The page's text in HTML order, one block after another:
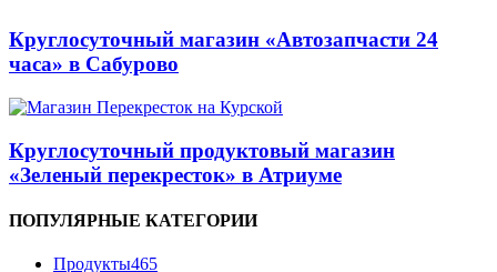
Круглосуточный магазин «Автозапчасти 24
часа» в Сабурово
Круглосуточный продуктовый магазин
«Зеленый перекресток» в Атриуме
ПОПУЛЯРНЫЕ КАТЕГОРИИ
Продукты465